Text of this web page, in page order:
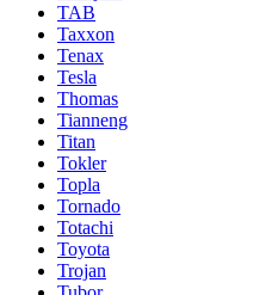
TAB
Taxxon
Tenax
Tesla
Thomas
Tianneng
Titan
Tokler
Topla
Tornado
Totachi
Toyota
Trojan